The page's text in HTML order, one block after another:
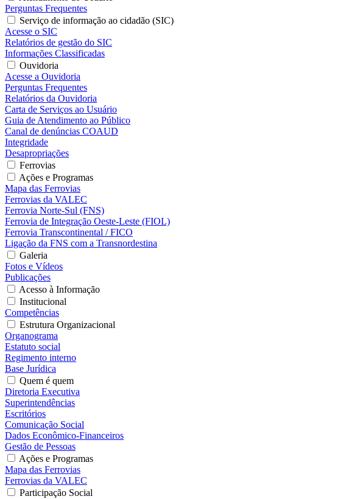
Perguntas Frequentes
Serviço de informação ao cidadão (SIC)
Acesse o SIC
Relatórios de gestão do SIC
Informações Classificadas
Ouvidoria
Acesse a Ouvidoria
Perguntas Frequentes
Relatórios da Ouvidoria
Carta de Serviços ao Usuário
Guia de Atendimento ao Público
Canal de denúncias COAUD
Integridade
Desapropriações
Ferrovias
Ações e Programas
Mapa das Ferrovias
Ferrovias da VALEC
Ferrovia Norte-Sul (FNS)
Ferrovia de Integração Oeste-Leste (FIOL)
Ferrovia Transcontinental / FICO
Ligação da FNS com a Transnordestina
Galeria
Fotos e Vídeos
Publicações
Acesso à Informação
Institucional
Competências
Estrutura Organizacional
Organograma
Estatuto social
Regimento interno
Base Jurídica
Quem é quem
Diretoria Executiva
Superintendências
Escritórios
Comunicação Social
Dados Econômico-Financeiros
Gestão de Pessoas
Ações e Programas
Mapa das Ferrovias
Ferrovias da VALEC
Participação Social